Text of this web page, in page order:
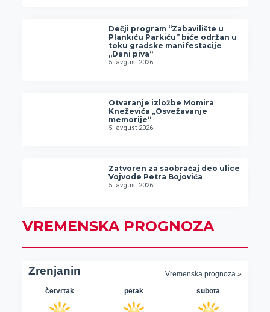
Dečji program “Zabavilište u
Plankiću Parkiću” biće održan u
toku gradske manifestacije
„Dani piva“
5. avgust 2026.
Otvaranje izložbe Momira
Kneževića „Osvežavanje
memorije“
5. avgust 2026.
Zatvoren za saobraćaj deo ulice
Vojvode Petra Bojovića
5. avgust 2026.
VREMENSKA PROGNOZA